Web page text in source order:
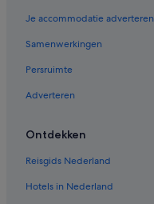
Je accommodatie adverteren
Samenwerkingen
Persruimte
Adverteren
Ontdekken
Reisgids Nederland
Hotels in Nederland